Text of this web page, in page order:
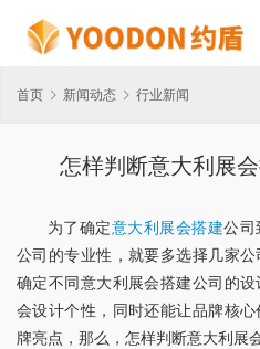
首页 新闻动态 行业新闻
怎样判断意大利展
为了确定意大利展会搭建公司
公司的专业性，就要多选择几家
确定不同意大利展会搭建公司的
会设计个性，同时还能让品牌核
牌亮点，那么，怎样判断意大利展